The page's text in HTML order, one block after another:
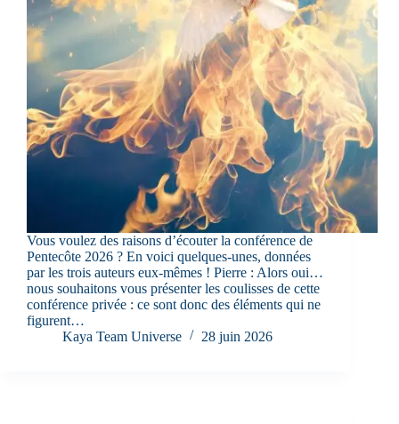
Vous voulez des raisons d’écouter la conférence de
Pentecôte 2026 ? En voici quelques-unes, données
par les trois auteurs eux-mêmes ! Pierre : Alors oui…
nous souhaitons vous présenter les coulisses de cette
conférence privée : ce sont donc des éléments qui ne
figurent…
Kaya Team Universe
28 juin 2026